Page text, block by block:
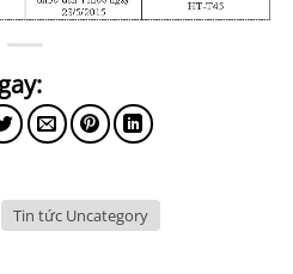
Tin tức Uncategory